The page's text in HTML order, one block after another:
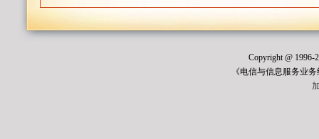
Copyright @ 1996-
《电信与信息服务业